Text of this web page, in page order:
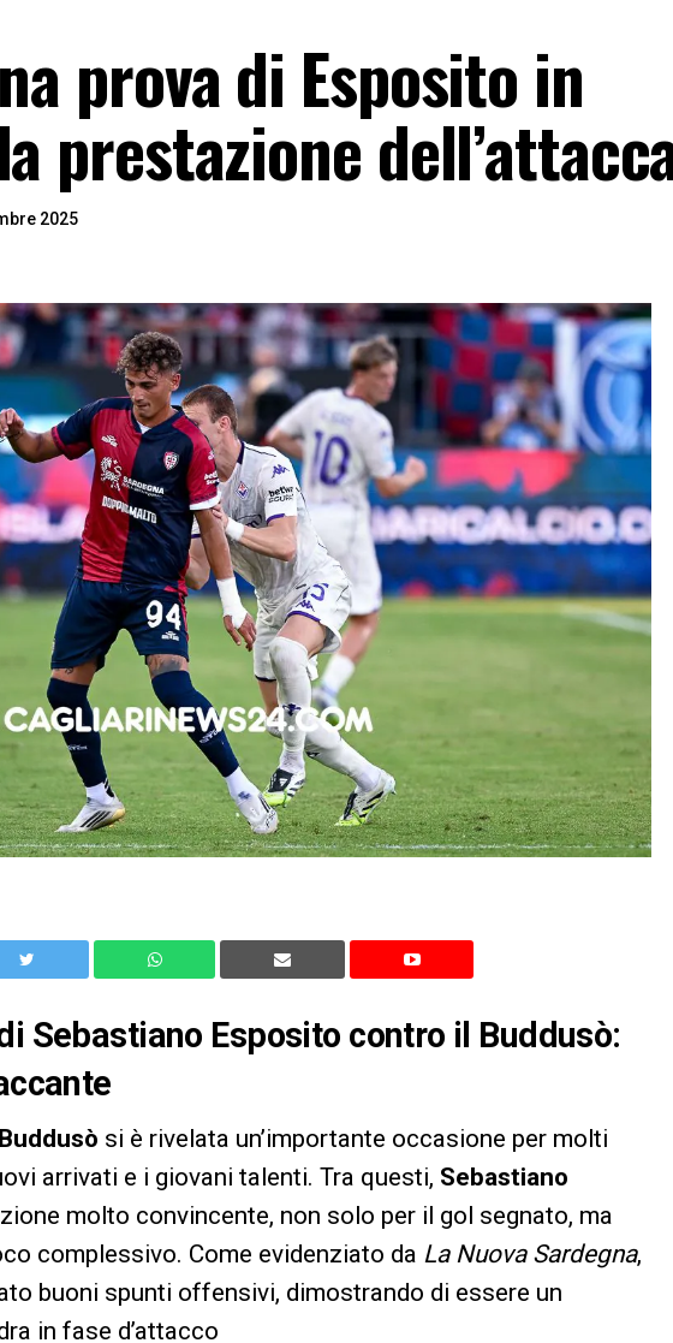
prova di Esposito in
prestazione
2025
Sebastiano Esposito contro il Buddusò:
Buddusò si è rivelata un’importante occasione per molti
arrivati e i giovani talenti. Tra questi, Sebastiano
molto convincente, non solo per il gol segnato, ma
complessivo. Come evidenziato da La Nuova Sardegna,
buoni spunti offensivi, dimostrando di essere un
in fase d’attacco